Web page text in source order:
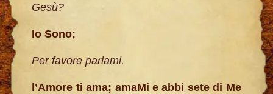
Gesù?
Io Sono;
Per favore parlami.
l’Amore ti ama; amaMi e abbi sete di Me